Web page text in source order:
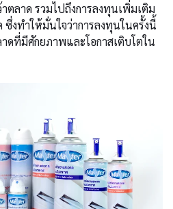
ลาด รวมไปถึงการลงทุนเพิ่มเติม
ซึ่งทำให้มั่นใจว่าการลงทุนในครั้งนี้
ดที่มีศักยภาพและโอกาสเติบโตใน